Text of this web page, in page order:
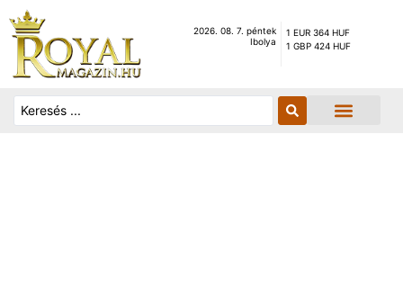
2026. 08. 7. péntek
Ibolya
1 EUR 364 HUF
1 GBP 424 HUF